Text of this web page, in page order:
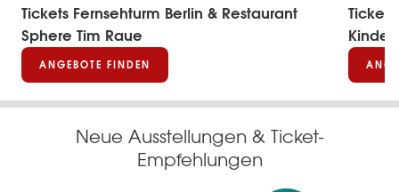
Tickets Fernsehturm Berlin & Restaurant
Sphere Tim Raue
ANGEBOTE FINDEN
Neue Ausstellungen & Ticket-
Empfehlungen